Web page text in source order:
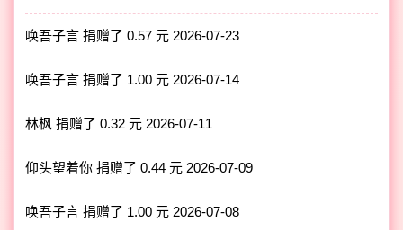
唤吾子言 捐赠了 0.57 元 2026-07-23
唤吾子言 捐赠了 1.00 元 2026-07-14
林枫 捐赠了 0.32 元 2026-07-11
仰头望着你 捐赠了 0.44 元 2026-07-09
唤吾子言 捐赠了 1.00 元 2026-07-08